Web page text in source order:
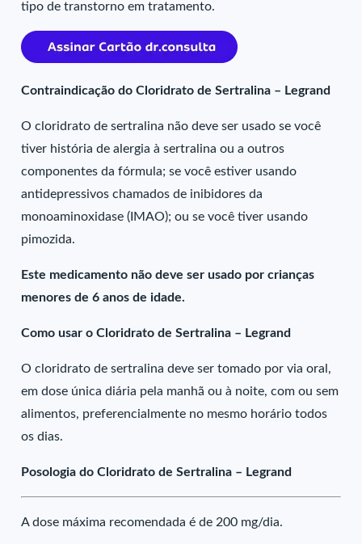
tipo de transtorno em tratamento.
Contraindicação do Cloridrato de Sertralina – Legrand
O cloridrato de sertralina não deve ser usado se você
tiver história de alergia à sertralina ou a outros
componentes da fórmula; se você estiver usando
antidepressivos chamados de inibidores da
monoaminoxidase (IMAO); ou se você tiver usando
pimozida.
Este medicamento não deve ser usado por crianças
menores de 6 anos de idade.
Como usar o Cloridrato de Sertralina – Legrand
O cloridrato de sertralina deve ser tomado por via oral,
em dose única diária pela manhã ou à noite, com ou sem
alimentos, preferencialmente no mesmo horário todos
os dias.
Posologia do Cloridrato de Sertralina – Legrand
A dose máxima recomendada é de 200 mg/dia.